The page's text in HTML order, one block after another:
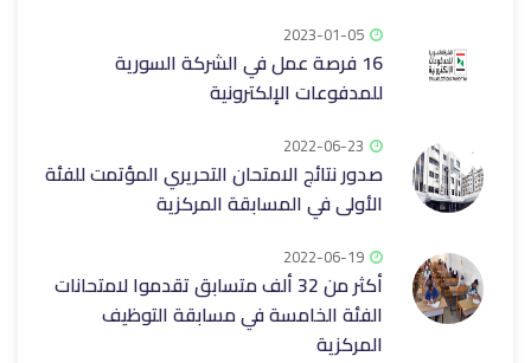
2023-01-05
16 فرصة عمل في الشركة السورية
للمدفوعات الإلكترونية
2022-06-23
صدور نتائج الامتحان التحريري المؤتمت للفئة
الأولى في المسابقة المركزية
2022-06-19
أكثر من 32 ألف متسابق تقدموا لامتحانات
الفئة الخامسة في مسابقة التوظيف
المركزية